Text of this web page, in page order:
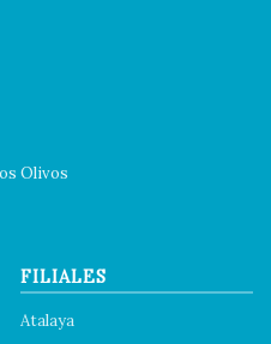
Olivos
FILIALES
Atalaya